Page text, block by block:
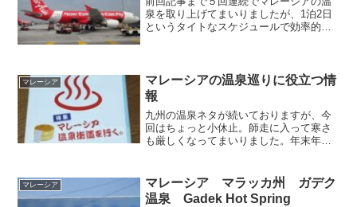
泉を取り上げてまいりましたが、1泊2日
というタイトなスケジュールで効率的に
が、当地で初めてハンドル...
マレーシア
マレーシアの温泉巡りに役立つ情
報
九州の温泉ネタが続いておりますが、今
回はちょっと小休止。師走に入って寒さ
も厳しくなってまいりました。年末年始
の予定を、そろそろ練りはじめようかと
いう方もいらっしゃるかと...
マレーシア
マレーシア マラッカ州 ガデク
温泉 Gadek Hot Spring